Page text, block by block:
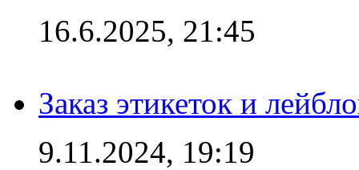
16.6.2025, 21:45
Заказ этикеток и
9.11.2024, 19:19